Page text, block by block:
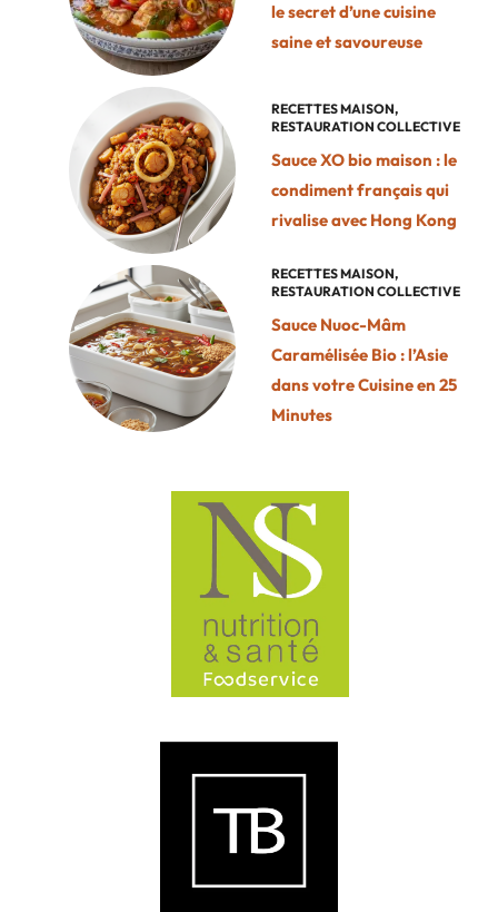
le secret d’une cuisine
saine et savoureuse
RECETTES MAISON,
RESTAURATION COLLECTIVE
Sauce XO bio maison : le
condiment français qui
rivalise avec Hong Kong
RECETTES MAISON,
RESTAURATION COLLECTIVE
Sauce Nuoc-Mâm
Caramélisée Bio : l’Asie
dans votre Cuisine en 25
Minutes